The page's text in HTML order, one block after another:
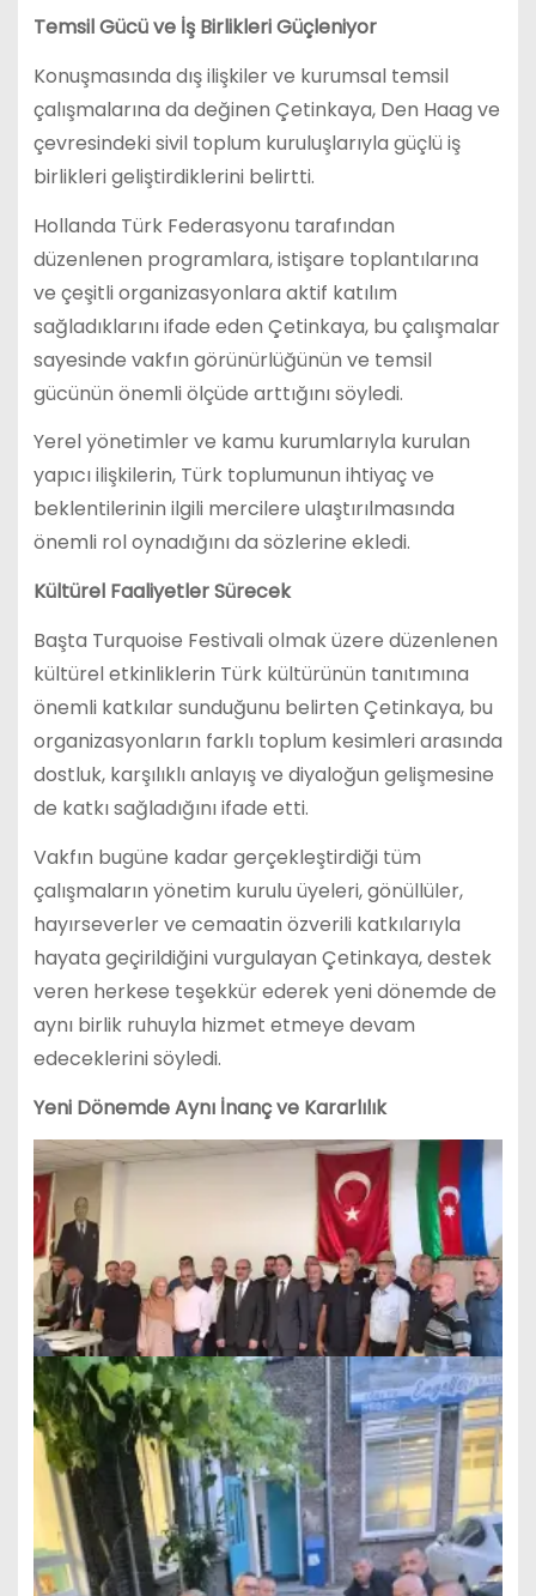
Temsil Gücü ve İş Birlikleri Güçleniyor
Konuşmasında dış ilişkiler ve kurumsal temsil
çalışmalarına da değinen Çetinkaya, Den Haag ve
çevresindeki sivil toplum kuruluşlarıyla güçlü iş
birlikleri geliştirdiklerini belirtti.
Hollanda Türk Federasyonu tarafından
düzenlenen programlara, istişare toplantılarına
ve çeşitli organizasyonlara aktif katılım
sağladıklarını ifade eden Çetinkaya, bu çalışmalar
sayesinde vakfın görünürlüğünün ve temsil
gücünün önemli ölçüde arttığını söyledi.
Yerel yönetimler ve kamu kurumlarıyla kurulan
yapıcı ilişkilerin, Türk toplumunun ihtiyaç ve
beklentilerinin ilgili mercilere ulaştırılmasında
önemli rol oynadığını da sözlerine ekledi.
Kültürel Faaliyetler Sürecek
Başta Turquoise Festivali olmak üzere düzenlenen
kültürel etkinliklerin Türk kültürünün tanıtımına
önemli katkılar sunduğunu belirten Çetinkaya, bu
organizasyonların farklı toplum kesimleri arasında
dostluk, karşılıklı anlayış ve diyaloğun gelişmesine
de katkı sağladığını ifade etti.
Vakfın bugüne kadar gerçekleştirdiği tüm
çalışmaların yönetim kurulu üyeleri, gönüllüler,
hayırseverler ve cemaatin özverili katkılarıyla
hayata geçirildiğini vurgulayan Çetinkaya, destek
veren herkese teşekkür ederek yeni dönemde de
aynı birlik ruhuyla hizmet etmeye devam
edeceklerini söyledi.
Yeni Dönemde Aynı İnanç ve Kararlılık